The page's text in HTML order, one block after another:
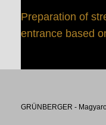
Preparation of
entrance based
GRÜNBERGER -